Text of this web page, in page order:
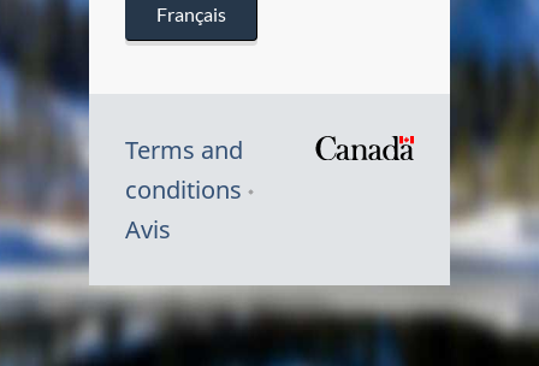
Français
Terms and
conditions
Avis
Symbole
du
Canada